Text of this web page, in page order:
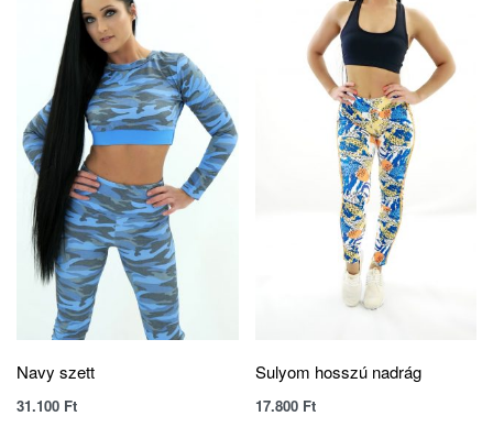
Navy szett
31.100 Ft
Sulyom hosszú nadrág
17.800 Ft